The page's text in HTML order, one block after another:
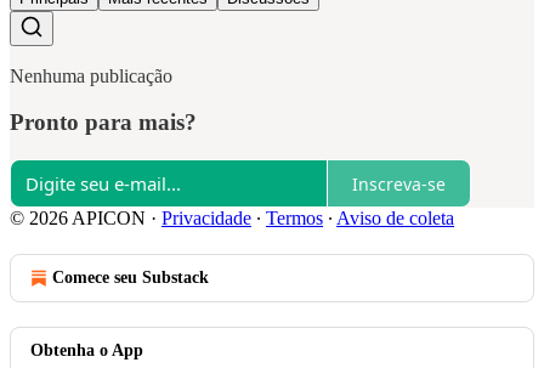
Nenhuma publicação
Pronto para mais?
Inscreva-se
© 2026 APICON · Privacidade ∙ Termos ∙ Aviso de coleta
Comece seu Substack
Obtenha o App